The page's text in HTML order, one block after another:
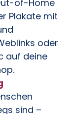
of-Home
Plakate mit
oder
auf deine
sind –